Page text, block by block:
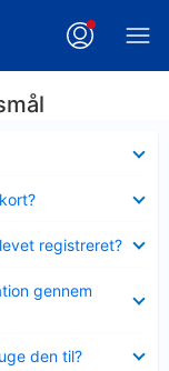
registreret?
gennem
den til?